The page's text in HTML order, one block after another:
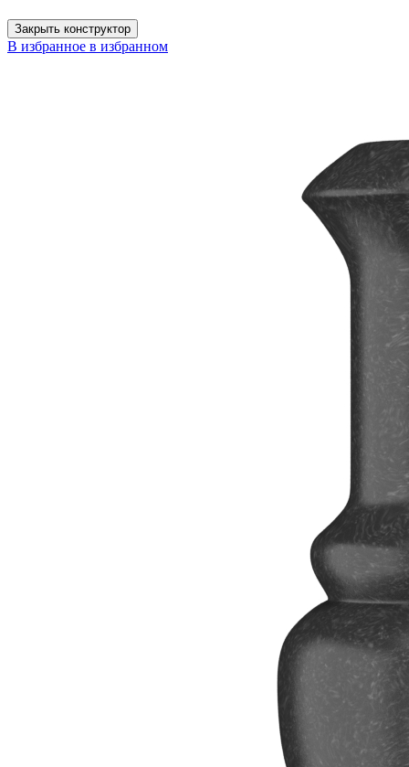
Закрыть конструктор
В избранное в избранном